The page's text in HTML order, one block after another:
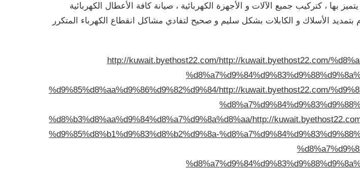
بها ، كتركيب جميع الآلات و الأجهزة الكهربائية ، صيانة كافة الأعطال الكهربائية
الأسلاك و الكابلات بشكل سليم و صحيح لتفادي مشاكل انقطاع الكهرباء المتكرر
http://kuwait.byethost22.com/http://kuwait.byethost22.com/
%d9%85%d8%aa%d9%86%d9%82%d9%84/http://kuwait.byethost22.com/
%d8%b3%d8%aa%d9%84%d8%a7%d9%8a%d8%aa/http://
%d9%85%d8%b1%d9%83%d8%b2%d9%8a-